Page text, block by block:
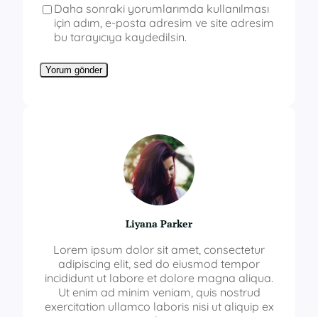
Daha sonraki yorumlarımda kullanılması
için adım, e-posta adresim ve site adresim
bu tarayıcıya kaydedilsin.
Liyana Parker
Lorem ipsum dolor sit amet, consectetur
adipiscing elit, sed do eiusmod tempor
incididunt ut labore et dolore magna aliqua.
Ut enim ad minim veniam, quis nostrud
exercitation ullamco laboris nisi ut aliquip ex